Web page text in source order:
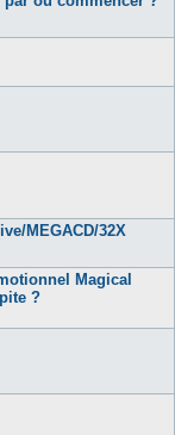
MEGACD/32X
Magical
?